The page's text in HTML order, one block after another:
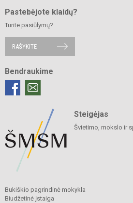
Pastebėjote klaidų?
Turite pasiūlymų?
RAŠYKITE
Bendraukime
Steigėjas
Švietimo, mokslo ir
Bukiškio pagrindinė mokykla
Biudžetinė įstaiga